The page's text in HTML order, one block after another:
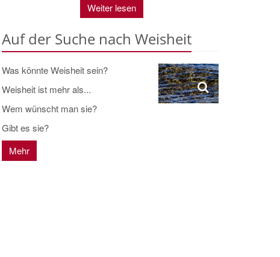
Weiter lesen
Auf der Suche nach Weisheit
Was könnte Weisheit sein?
Weisheit ist mehr als...
Wem wünscht man sie?
Gibt es sie?
Mehr